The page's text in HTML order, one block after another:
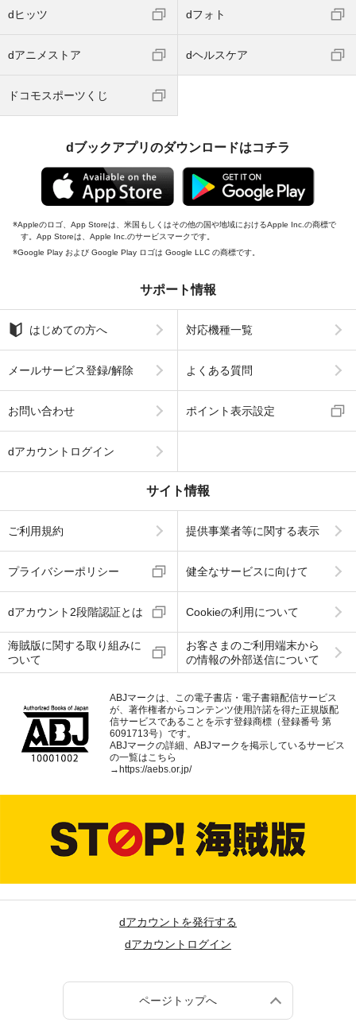
dヒッツ dフォト
dアニメストア dヘルスケア
ドコモスポーツくじ
dブックアプリのダウンロードはコチラ
Appleのロゴ、App Storeは、米国もしくはその他の国や地域におけるApple Inc.の商標で
す。App Storeは、Apple Inc.のサービスマークです。
Google Play および Google Play ロゴは Google LLC の商標です。
サポート情報
はじめての方へ 対応機種一覧
メールサービス登録/解除 よくある質問
お問い合わせ ポイント表示設定
dアカウントログイン
サイト情報
ご利用規約 提供事業者等に関する表示
プライバシーポリシー 健全なサービスに向けて
dアカウント2段階認証とは Cookieの利用について
海賊版に関する取り組みに
ついて
お客さまのご利用端末から
の情報の外部送信について
ABJマークは、この電子書店・電子書籍配信サービス
が、著作権者からコンテンツ使用許諾を得た正規版配
信サービスであることを示す登録商標（登録番号 第
6091713号）です。
ABJマークの詳細、ABJマークを掲示しているサービス
の一覧はこちら
→ https://aebs.or.jp/
dアカウントを発行する
dアカウントログイン
ページトップへ